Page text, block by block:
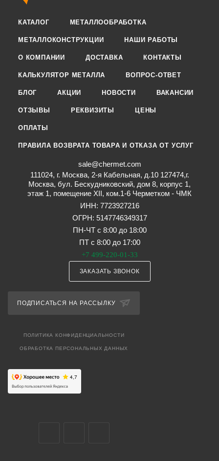
КАТАЛОГ МЕТАЛЛООБРАБОТКА
МЕТАЛЛОКОНСТРУКЦИИ НАШИ РАБОТЫ
О КОМПАНИИ ДОСТАВКА КОНТАКТЫ
КАЛЬКУЛЯТОР МЕТАЛЛА ВОПРОС-ОТВЕТ
БЛОГ АКЦИИ НОВОСТИ ВАКАНСИИ
ОТЗЫВЫ РЕКВИЗИТЫ ЦЕНЫ
ОПЛАТЫ
ПРАВИЛА ВОЗВРАТА ТОВАРА И ОТКАЗА ОТ УСЛУГ
sale@chermet.com
111024, г. Москва, 2-я Кабельная, д.10 127474,г.
Москва, бул. Бескудниковский, дом 8, корпус 1,
этаж 1, помещение XII, ком.1-6 Черметком - ЧМК
ИНН: 7723927216
ОГРН: 5147746349317
ПН-ЧТ с 8:00 до 18:00
ПТ с 8:00 до 17:00
+7 499-220-01-33
ЗАКАЗАТЬ ЗВОНОК
ПОДПИСАТЬСЯ НА РАССЫЛКУ
ПОЛИТИКА КОНФИДЕНЦИАЛЬНОСТИ
ОБРАБОТКА ПЕРСОНАЛЬНЫХ ДАННЫХ